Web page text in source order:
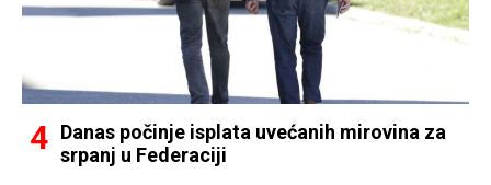
Danas počinje isplata uvećanih mirovina za
srpanj u Federaciji